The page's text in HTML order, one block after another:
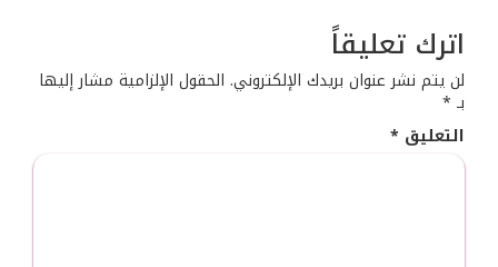
اترك تعليقاً
لن يتم نشر عنوان بريدك الإلكتروني. الحقول الإلزامية مشار إليها
بـ *
التعليق *